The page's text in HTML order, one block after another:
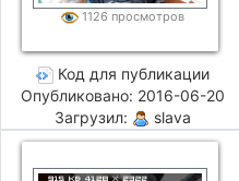
1126 просмотров
Код для публикации
Опубликовано: 2016-06-20
Загрузил:
slava